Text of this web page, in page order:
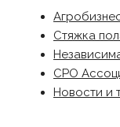
Стяжка
СРО
Новости и